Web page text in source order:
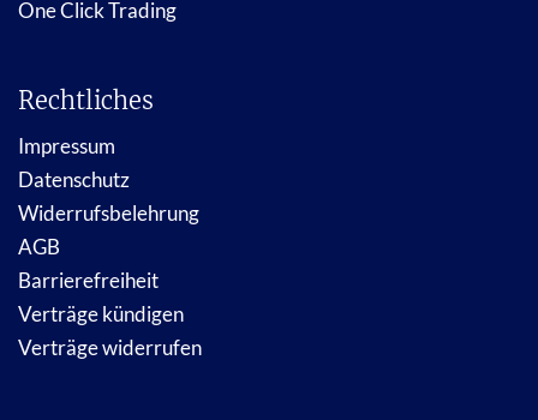
One Click Trading
Rechtliches
Impressum
Datenschutz
Widerrufsbelehrung
AGB
Barrierefreiheit
Verträge kündigen
Verträge widerrufen